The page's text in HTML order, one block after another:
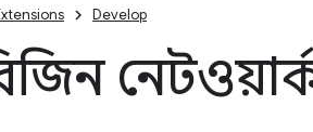
Develop